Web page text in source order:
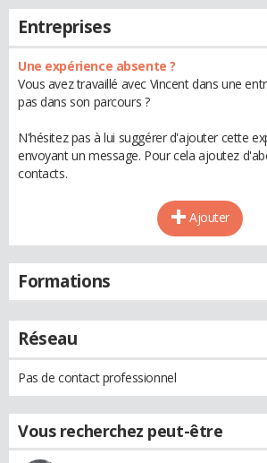
Entreprises
Une expérience absente ?
Vous avez travaillé avec Vincent dans une
pas dans son parcours ?
N'hésitez pas à lui suggérer d'ajouter cette
envoyant un message. Pour cela ajoutez
contacts.
Ajouter
Formations
Réseau
Pas de contact professionnel
Vous recherchez peut-être